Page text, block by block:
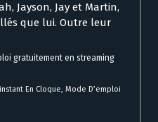
Jayson, Jay et Martin,
que lui. Outre leur
gratuitement en streaming
En Cloque, Mode D’emploi